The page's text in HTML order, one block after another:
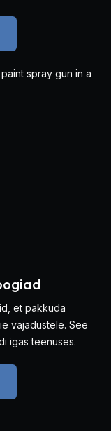
et pakkuda
vajadustele. See
igas teenuses.